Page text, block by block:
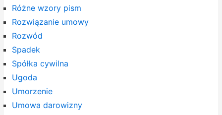
Różne wzory pism
Rozwiązanie umowy
Rozwód
Spadek
Spółka cywilna
Ugoda
Umorzenie
Umowa darowizny